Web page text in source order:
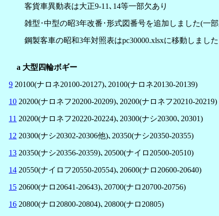
客貨車異動表は大正9-11､14等一部欠あり
雑型･中型の昭3年改番･形式図番号を追加しました(一
鋼製客車の昭和3年対照表はpc30000.xlsxに移動しました
a 大型四輪ボギー
9 20100(ナロネ20100-20127)､20100(ナロネ20130-20139)
10 20200(ナロネフ20200-20209)､20200(ナロネフ20210-20219)
11 20200(ナロネフ20220-20224)､20300(ナシ20300､20301)
12 20300(ナシ20302-20306他)､20350(ナシ20350-20355)
13 20350(ナシ20356-20359)､20500(ナイロ20500-20510)
14 20550(ナイロフ20550-20554)､20600(ナロ20600-20640)
15 20600(ナロ20641-20643)､20700(ナロ20700-20756)
16 20800(ナロ20800-20804)､20800(ナロ20805)